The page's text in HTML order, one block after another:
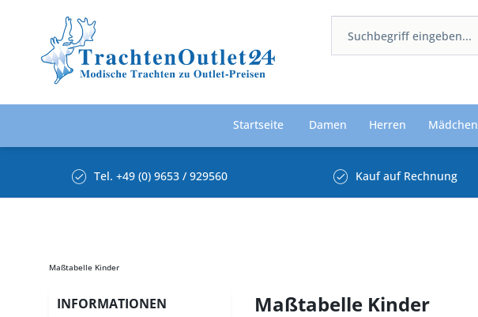
Startseite Damen Herren Mädchen
Tel. +49 (0) 9653 / 929560 Kauf auf Rechnung
Maßtabelle Kinder
INFORMATIONEN Maßtabelle Kinder